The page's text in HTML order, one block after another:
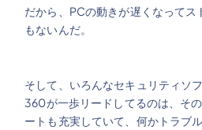
だから、PCの動きが遅くなってス
もないんだ。
そして、いろんなセキュリティソ
360が一歩リードしてるのは、そ
ートも充実していて、何かトラブ